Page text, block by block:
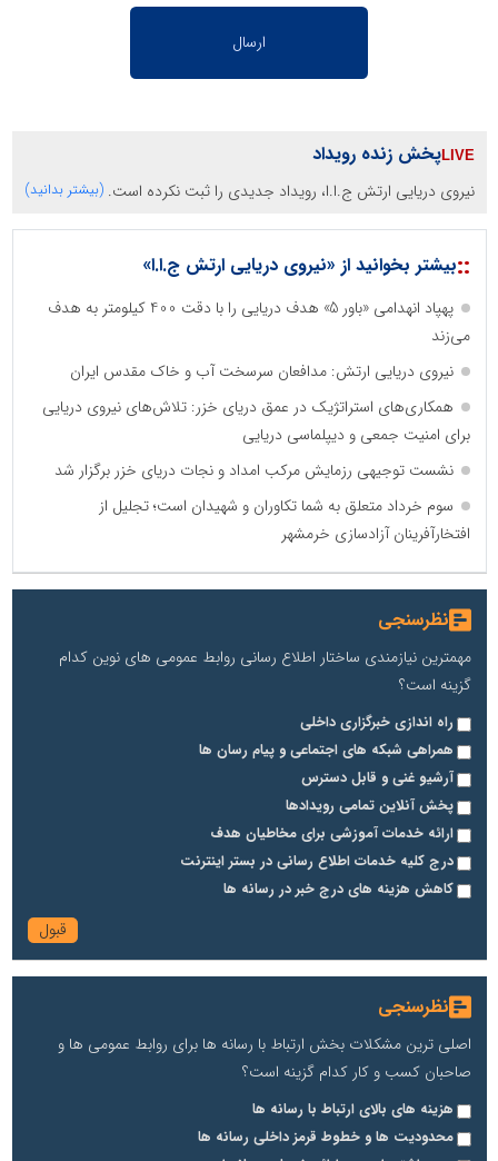
پخش زنده رویداد
نیروی دریایی ارتش ج.ا.ا، رویداد جدیدی را ثبت نکرده است. (بیشتر بدانید)
::بیشتر بخوانید از «نیروی دریایی ارتش ج.ا.ا»
پهپاد انهدامی «باور 5» هدف دریایی را با دقت 400 کیلومتر به هدف
می‌زند
نیروی دریایی ارتش: مدافعان سرسخت آب و خاک مقدس ایران
همکاری‌های استراتژیک در عمق دریای خزر: تلاش‌های نیروی دریایی
برای امنیت جمعی و دیپلماسی دریایی
نشست توجیهی رزمایش مرکب امداد و نجات دریای خزر برگزار شد
سوم خرداد متعلق به شما تکاوران و شهیدان است؛ تجلیل از
افتخارآفرینان آزادسازی خرمشهر
نظرسنجی
مهمترین نیازمندی ساختار اطلاع رسانی روابط عمومی های نوین کدام
گزینه است؟
راه اندازی خبرگزاری داخلی
همراهی شبکه های اجتماعی و پیام رسان ها
آرشیو غنی و قابل دسترس
پخش آنلاین تمامی رویدادها
ارائه خدمات آموزشی برای مخاطیان هدف
درج کلیه خدمات اطلاع رسانی در بستر اینترنت
کاهش هزینه های درج خبر در رسانه ها
نظرسنجی
اصلی ترین مشکلات بخش ارتباط با رسانه ها برای روابط عمومی ها و
صاحبان کسب و کار کدام گزینه است؟
هزینه های بالای ارتباط با رسانه ها
محدودیت ها و خطوط قرمز داخلی رسانه ها